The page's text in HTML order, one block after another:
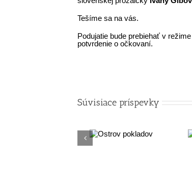
Tešíme sa na vás.
Podujatie bude prebiehať v
potvrdenie o očkovaní.
Súvisiace príspevky